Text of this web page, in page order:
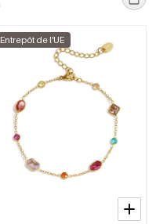
Entrepôt de l'UE